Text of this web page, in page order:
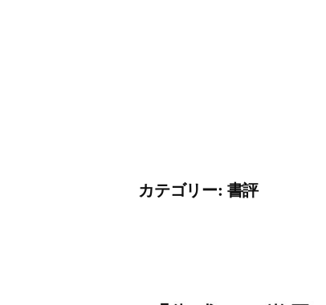
ッ
カテゴリー: 書評